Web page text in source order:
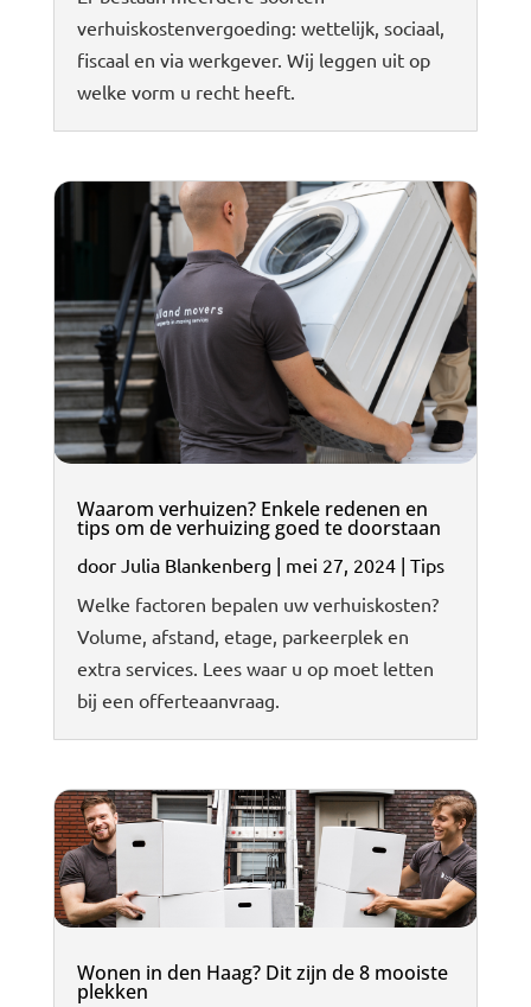
verhuiskostenvergoeding: wettelijk, sociaal,
fiscaal en via werkgever. Wij leggen uit op
welke vorm u recht heeft.
Waarom verhuizen? Enkele redenen en
tips om de verhuizing goed te doorstaan
door Julia Blankenberg | mei 27, 2024| Tips
Welke factoren bepalen uw verhuiskosten?
Volume, afstand, etage, parkeerplek en
extra services. Lees waar u op moet letten
bij een offerteaanvraag.
Wonen in den Haag? Dit zijn de 8 mooiste
plekken